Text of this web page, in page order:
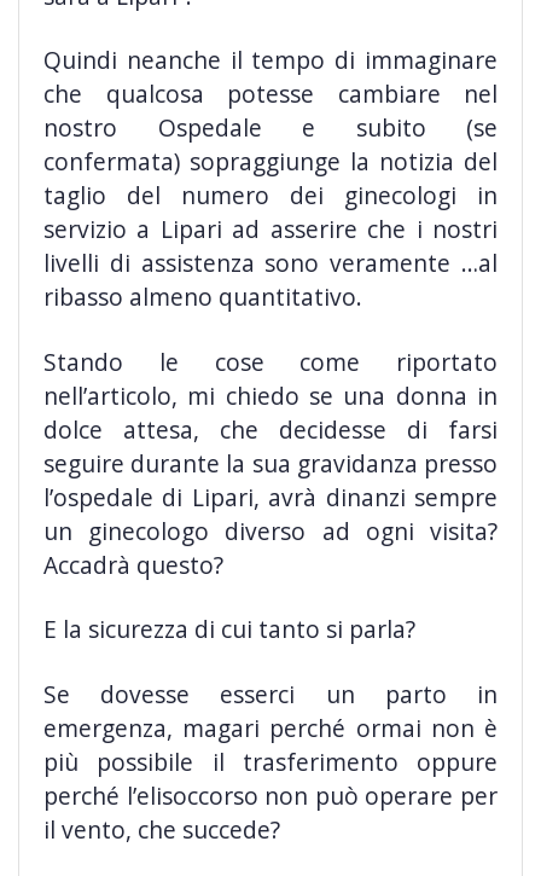
Quindi neanche il tempo di immaginare
che qualcosa potesse cambiare nel
nostro Ospedale e subito (se
confermata) sopraggiunge la notizia del
taglio del numero dei ginecologi in
servizio a Lipari ad asserire che i nostri
livelli di assistenza sono veramente …al
ribasso almeno quantitativo.
Stando le cose come riportato
nell’articolo, mi chiedo se una donna in
dolce attesa, che decidesse di farsi
seguire durante la sua gravidanza presso
l’ospedale di Lipari, avrà dinanzi sempre
un ginecologo diverso ad ogni visita?
Accadrà questo?
E la sicurezza di cui tanto si parla?
Se dovesse esserci un parto in
emergenza, magari perché ormai non è
più possibile il trasferimento oppure
perché l’elisoccorso non può operare per
il vento, che succede?